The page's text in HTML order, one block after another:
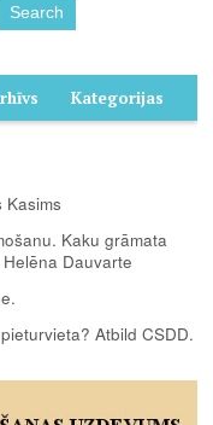
Kategorijas
Kasims
Kaku grāmata
Dauvarte
Atbild CSDD.